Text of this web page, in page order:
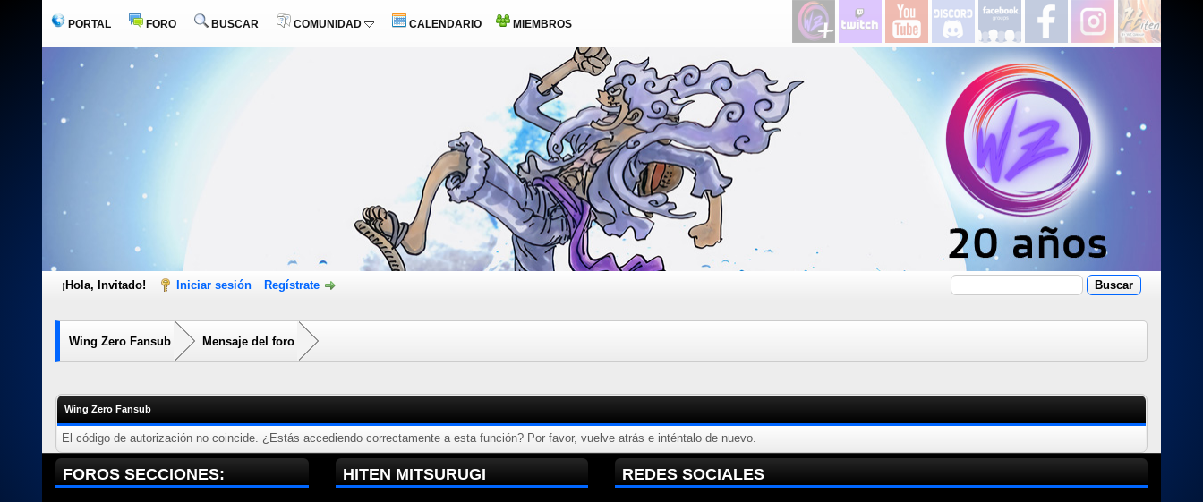
PORTAL FORO BUSCAR COMUNIDAD CALENDARIO MIEMBROS
¡Hola, Invitado! Iniciar sesión Regístrate
Wing Zero Fansub Mensaje del foro
Wing Zero Fansub
El código de autorización no coincide. ¿Estás accediendo correctamente a esta función? Por favor, vuelve atrás e inténtalo de nuevo.
FOROS SECCIONES: HITEN MITSURUGI REDES SOCIALES